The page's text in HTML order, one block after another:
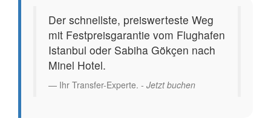
Der schnellste, preiswerteste Weg
mit Festpreisgarantie vom Flughafen
Istanbul oder Sabiha Gökçen nach
Minel Hotel.
Ihr Transfer-Experte. - Jetzt buchen